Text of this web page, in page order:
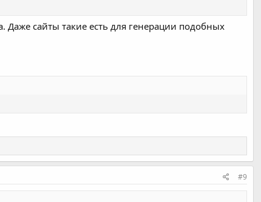
Даже сайты такие есть для генерации подобных
#9